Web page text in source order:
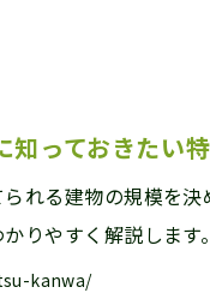
っておきたい
れる建物の規模を
りやすく解説します。
kanwa/